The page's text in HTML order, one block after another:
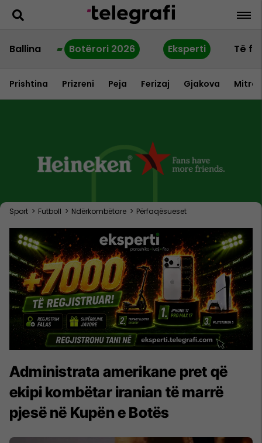
Ballina Botërori 2026 Eksperti Të
Prishtina Prizreni Peja Ferizaj Gjakova
Sport > Futboll > Ndërkombëtare > Përfaqësueset
Administrata amerikane pret që
ekipi kombëtar iranian të marrë
pjesë në Kupën e Botës